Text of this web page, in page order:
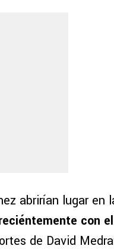
abrirían lugar en
con
de David